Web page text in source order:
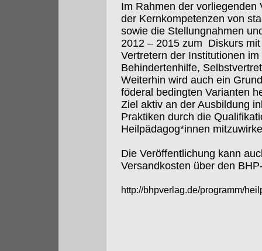
Im Rahmen der
der Kernkompetenzen von
sowie die Stellungnahmen
2012 – 2015 zum Diskurs
Vertretern der Institutionen
Behindertenhilfe,
Weiterhin wird auch ein
föderal bedingten Varianten
Ziel aktiv an der Ausbildung
Praktiken durch die
Heilpädagog*innen
Die Veröffentlichung kann
Versandkosten über den
http://bhpverlag.de/programm/